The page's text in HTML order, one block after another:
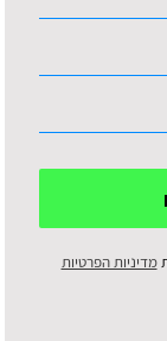
מדיניות הפרטיות